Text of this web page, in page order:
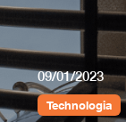
09/01/2023
Technologia